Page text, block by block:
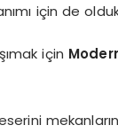
için de
için